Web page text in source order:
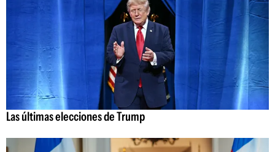
Las últimas elecciones de Trump